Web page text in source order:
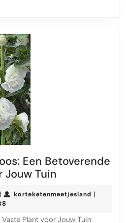
Een Betoverende
Jouw Tuin
Een
16| korteketenmeetjesland |
Plant voor Jouw Tuin